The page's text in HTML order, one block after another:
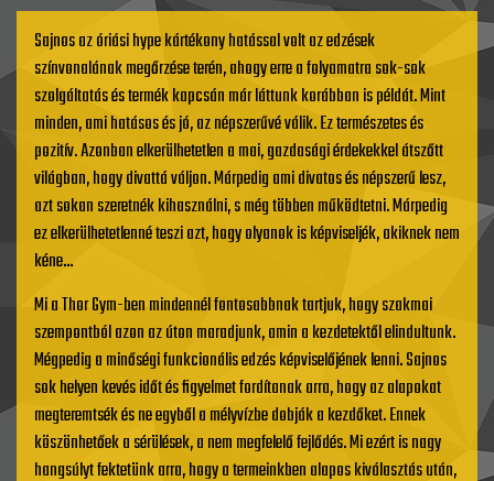
Sajnos az óriási hype kártékony hatással volt az edzések
színvonalának megőrzése terén, ahogy erre a folyamatra sok-sok
szolgáltatás és termék kapcsán már láttunk korábban is példát. Mint
minden, ami hatásos és jó, az népszerűvé válik. Ez természetes és
pozitív. Azonban elkerülhetetlen a mai, gazdasági érdekekkel átszőtt
világban, hogy divattá váljon. Márpedig ami divatos és népszerű lesz,
azt sokan szeretnék kihasználni, s még többen működtetni. Márpedig
ez elkerülhetetlenné teszi azt, hogy olyanok is képviseljék, akiknek nem
kéne…
Mi a Thor Gym-ben mindennél fontosabbnak tartjuk, hogy szakmai
szempontból azon az úton maradjunk, amin a kezdetektől elindultunk.
Mégpedig a minőségi funkcionális edzés képviselőjének lenni. Sajnos
sok helyen kevés időt és figyelmet fordítanak arra, hogy az alapokat
megteremtsék és ne egyből a mélyvízbe dobják a kezdőket. Ennek
köszönhetőek a sérülések, a nem megfelelő fejlődés. Mi ezért is nagy
hangsúlyt fektetünk arra, hogy a termeinkben alapos kiválasztás után,